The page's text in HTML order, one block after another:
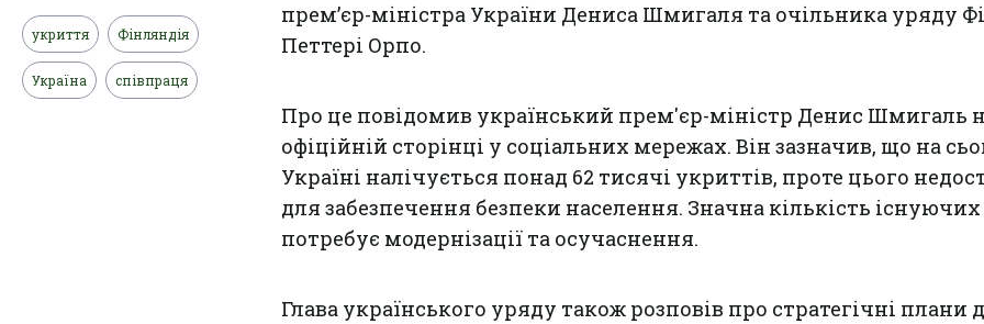
укриття Фінляндія
Україна співпраця
прем’єр-міністра України Дениса Шмигаля та очільника уряду
Петтері Орпо.
Про це повідомив український прем'єр-міністр Денис Шмигаль
офіційній сторінці у соціальних мережах. Він зазначив, що на
Україні налічується понад 62 тисячі укриттів, проте цього
для забезпечення безпеки населення. Значна кількість існуючих
потребує модернізації та осучаснення.
Глава українського уряду також розповів про стратегічні плани